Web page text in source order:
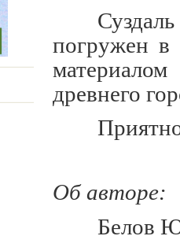
погружен в
древнего
Об авторе:
Белов